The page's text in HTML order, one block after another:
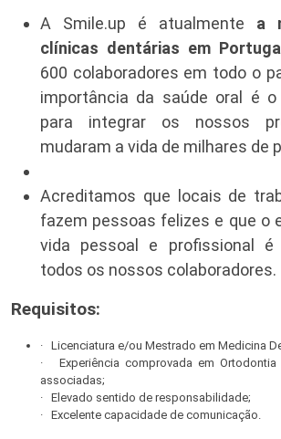
A Smile.up é atualmente a
clínicas dentárias em
600 colaboradores em todo o
importância da saúde oral é
para integrar os nossos
mudaram a vida de milhares de
Acreditamos que locais de
fazem pessoas felizes e que o
vida pessoal e profissional é
todos os nossos colaboradores.
Requisitos:
· Licenciatura e/ou Mestrado em Medicina
· Experiência comprovada em
associadas;
· Elevado sentido de responsabilidade;
· Excelente capacidade de comunicação.